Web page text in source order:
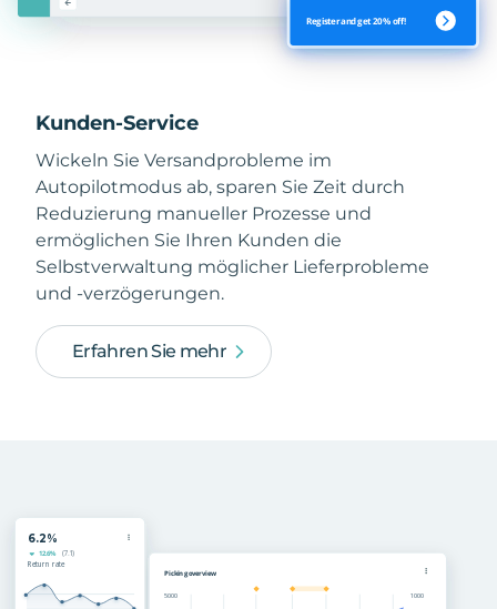
Kunden-Service
Wickeln Sie Versandprobleme im
Autopilotmodus ab, sparen Sie Zeit durch
Reduzierung manueller Prozesse und
ermöglichen Sie Ihren Kunden die
Selbstverwaltung möglicher Lieferprobleme
und -verzögerungen.
Erfahren Sie mehr